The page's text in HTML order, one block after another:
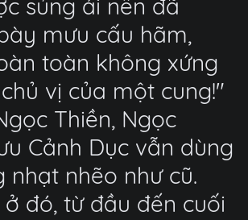
sủng ái nên đã
mưu cấu hãm,
toàn không xứng
vị của một cung!"
Thiền, Ngọc
Cảnh Dục vẫn dùng
nhạt nhẽo như cũ.
đó, từ đầu đến cuối